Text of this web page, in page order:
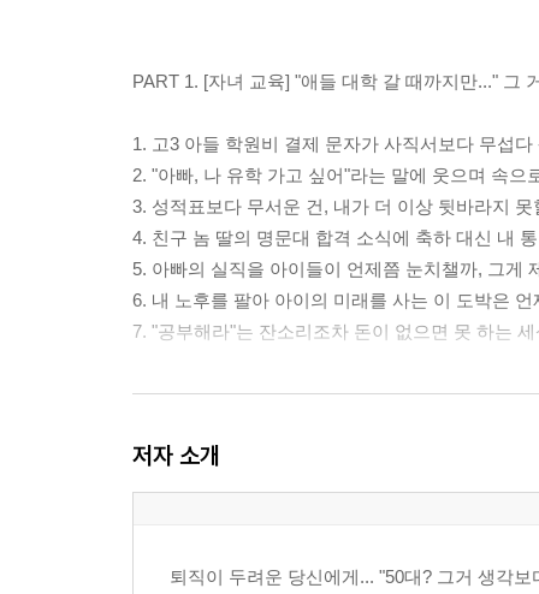
PART 1. [자녀 교육] "애들 대학 갈 때까지만..." 그
1. 고3 아들 학원비 결제 문자가 사직서보다 무섭다
2. "아빠, 나 유학 가고 싶어"라는 말에 웃으며 속으
3. 성적표보다 무서운 건, 내가 더 이상 뒷바라지
4. 친구 놈 딸의 명문대 합격 소식에 축하 대신 내
5. 아빠의 실직을 아이들이 언제쯤 눈치챌까, 그게
6. 내 노후를 팔아 아이의 미래를 사는 이 도박은 언
7. "공부해라"는 잔소리조차 돈이 없으면 못 하는
8. 경력 20년인데, 막상 할 줄 아는 건 '회의'와 '보고
11. 자격증 따면 뭐 하나, 현장에서는 "어린 상사
저자 소개
퇴직이 두려운 당신에게... "50대? 그거 생각